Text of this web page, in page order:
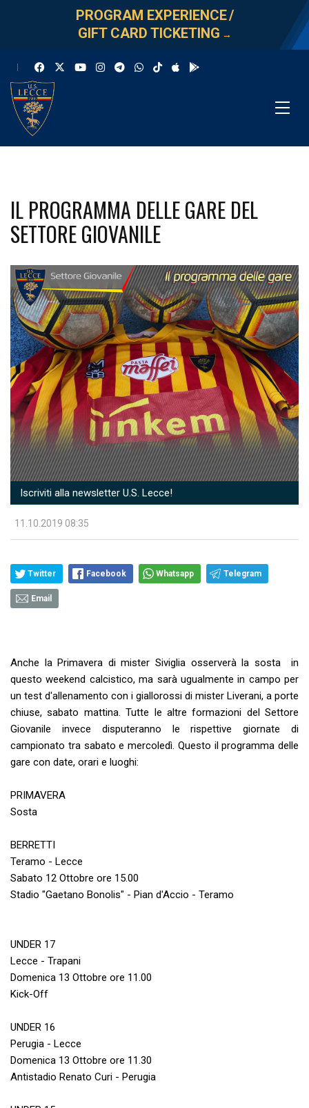
PROGRAM EXPERIENCE/
GIFT CARD TICKETING →
IL PROGRAMMA DELLE GARE DEL
SETTORE GIOVANILE
Iscriviti alla newsletter U.S. Lecce!
11.10.2019 08:35
Twitter Facebook Whatsapp Telegram
Email
Anche la Primavera di mister Siviglia osserverà la sosta in
questo weekend calcistico, ma sarà ugualmente in campo per
un test d'allenamento con i giallorossi di mister Liverani, a porte
chiuse, sabato mattina. Tutte le altre formazioni del Settore
Giovanile invece disputeranno le rispettive giornate di
campionato tra sabato e mercoledì. Questo il programma delle
gare con date, orari e luoghi:
PRIMAVERA
Sosta
BERRETTI
Teramo - Lecce
Sabato 12 Ottobre ore 15.00
Stadio "Gaetano Bonolis" - Pian d'Accio - Teramo
UNDER 17
Lecce - Trapani
Domenica 13 Ottobre ore 11.00
Kick-Off
UNDER 16
Perugia - Lecce
Domenica 13 Ottobre ore 11.30
Antistadio Renato Curi - Perugia